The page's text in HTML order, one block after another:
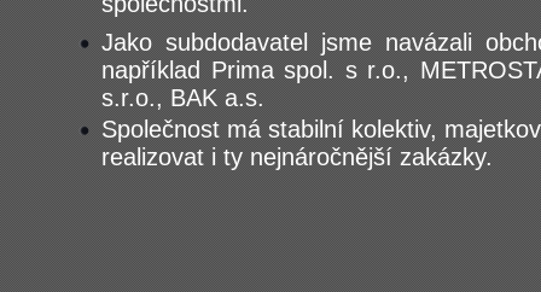
Jako subdodavatel jsme navázali
například Prima spol. s r.o.,
s.r.o., BAK a.s.
Společnost má stabilní kolektiv,
realizovat i ty nejnáročnější zakázky.